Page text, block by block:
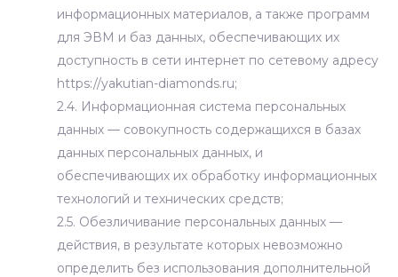
информационных материалов, а также программ
для ЭВМ и баз данных, обеспечивающих их
доступность в сети интернет по сетевому адресу
https://yakutian-diamonds.ru;
2.4. Информационная система персональных
данных — совокупность содержащихся в базах
данных персональных данных, и
обеспечивающих их обработку информационных
технологий и технических средств;
2.5. Обезличивание персональных данных —
действия, в результате которых невозможно
определить без использования дополнительной